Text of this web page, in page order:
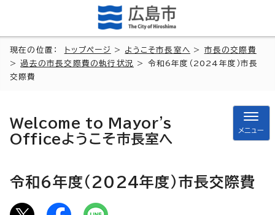
現在の位置： トップページ > ようこそ市長室へ > 市長の交際費
>過去の市長交際費の執行状況
> 令和6年度（2024年度）市長
交際費
Welcome to Mayor's
Officeようこそ市長室へ
メニュー
令和6年度（2024年度）市長交際費